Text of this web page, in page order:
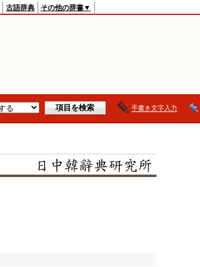
古語辞典 その他の辞書▼
手書き文字入力